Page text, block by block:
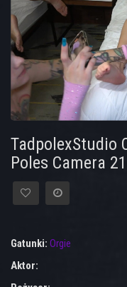
TadpolexStudio
Poles Camera
Gatunki: Orgie
Aktor: